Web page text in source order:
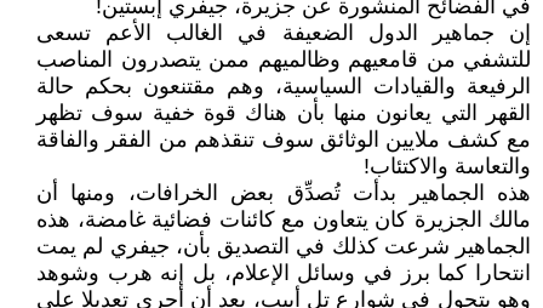
في الفضائح المنشورة عن جزيرة، جيفري إبستين!
إن جماهير الدول الضعيفة في الغالب الأعم تسعى
للتشفي من قامعيهم وظالميهم ممن يتصدرون المناصب
الرفيعة والقيادات السياسية، وهم مقتنعون بحكم حالة
القهر التي يعانون منها بأن هناك قوة خفية سوف تظهر
مع كشف ملايين الوثائق سوف تنقذهم من الفقر والفاقة
والتعاسة والاكتئاب!
هذه الجماهير بدأت تُصدِّق بعض الخرافات، ومنها أن
مالك الجزيرة كان يتعاون مع كائنات فضائية غامضة، هذه
الجماهير شرعت كذلك في التصديق بأن، جيفري لم يمت
انتحارا كما برز في وسائل الإعلام، بل إنه هرب وشوهد
وهو يتجول في شوارع تل أبيب، بعد أن أجرى تعديلا على